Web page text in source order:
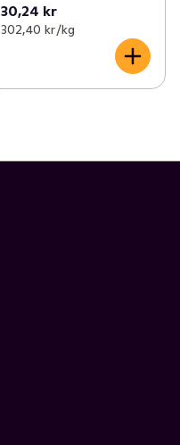
30,24 kr
302,40 kr /kg